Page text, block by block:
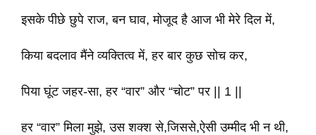
इसके पीछे छुपे राज, बन घाव, मोजूद है आज भी मेरे दिल में,
किया बदलाव मैंने व्यक्तित्व में, हर बार कुछ सोच कर,
पिया घूंट जहर-सा, हर “वार” और “चोट” पर || 1 ||
हर “वार” मिला मुझे, उस शक्श से,जिससे,ऐसी उम्मीद भी न थी,